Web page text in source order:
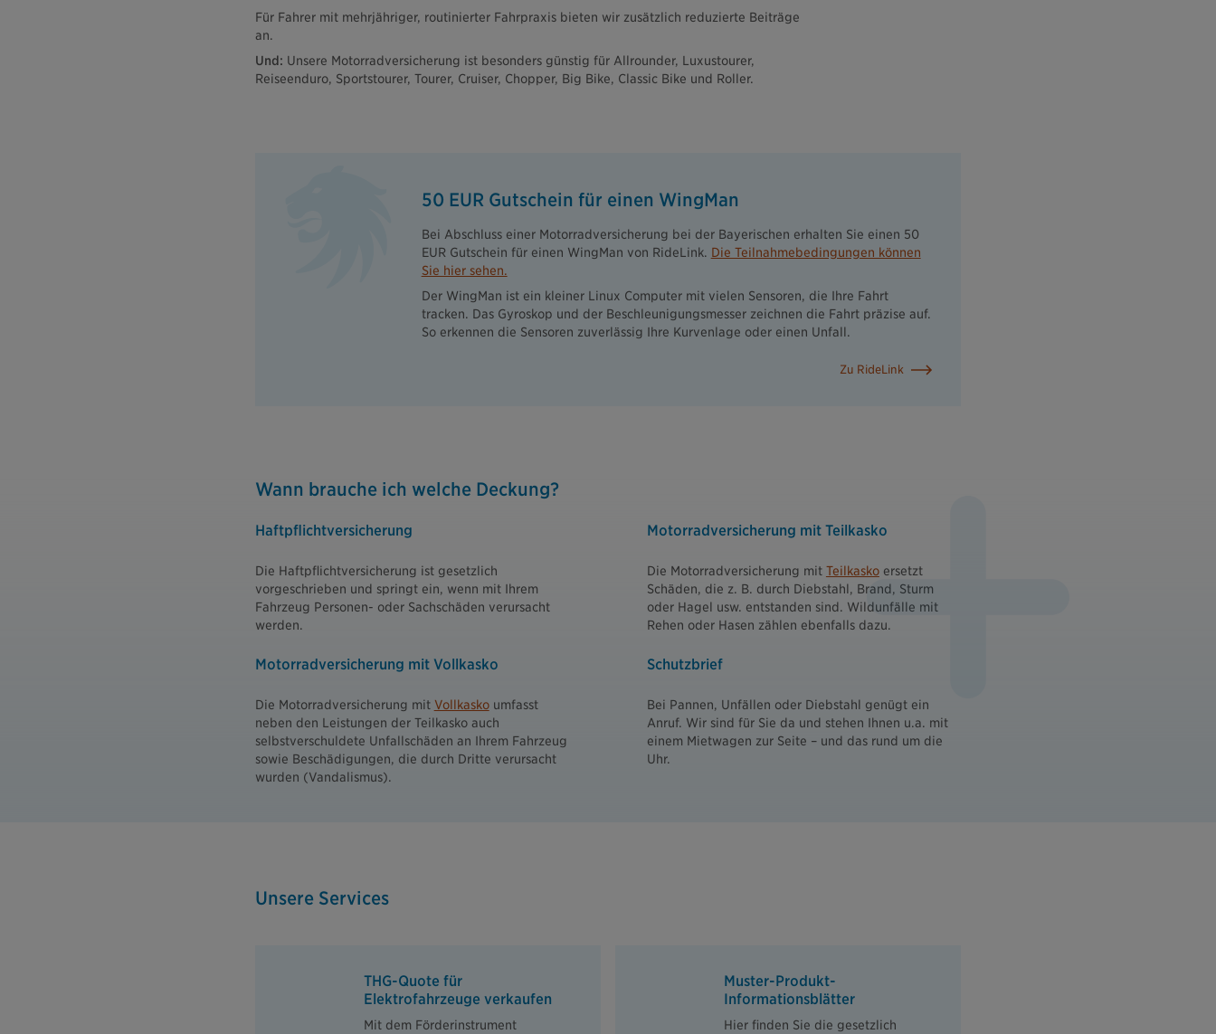
Für Fahrer mit mehrjähriger, routinierter Fahrpraxis bieten wir zusätzlich reduzierte Beiträge
an.
Und: Unsere Motorradversicherung ist besonders günstig für Allrounder, Luxustourer,
Reiseenduro, Sportstourer, Tourer, Cruiser, Chopper, Big Bike, Classic Bike und Roller.
50 EUR Gutschein für einen WingMan
Bei Abschluss einer Motorradversicherung bei der Bayerischen erhalten Sie einen 50
EUR Gutschein für einen WingMan von RideLink. Die Teilnahmebedingungen können
Sie hier sehen.
Der WingMan ist ein kleiner Linux Computer mit vielen Sensoren, die Ihre Fahrt
tracken. Das Gyroskop und der Beschleunigungsmesser zeichnen die Fahrt präzise auf.
So erkennen die Sensoren zuverlässig Ihre Kurvenlage oder einen Unfall.
Zu RideLink
Wann brauche ich welche Deckung?
Haftpflichtversicherung
Die Haftpflichtversicherung ist gesetzlich
vorgeschrieben und springt ein, wenn mit Ihrem
Fahrzeug Personen- oder Sachschäden verursacht
werden.
Motorradversicherung mit Teilkasko
Die Motorradversicherung mit Teilkaskoersetzt
Schäden, die z. B. durch Diebstahl, Brand, Sturm
oder Hagel usw. entstanden sind. Wildunfälle mit
Rehen oder Hasen zählen ebenfalls dazu.
Motorradversicherung mit Vollkasko
Die Motorradversicherung mit Vollkaskoumfasst
neben den Leistungen der Teilkasko auch
selbstverschuldete Unfallschäden an Ihrem Fahrzeug
sowie Beschädigungen, die durch Dritte verursacht
wurden (Vandalismus).
Schutzbrief
Bei Pannen, Unfällen oder Diebstahl genügt ein
Anruf. Wir sind für Sie da und stehen Ihnen u.a. mit
einem Mietwagen zur Seite – und das rund um die
Uhr.
Unsere Services
THG-Quote für
Elektrofahrzeuge verkaufen
Mit dem Förderinstrument
Muster-Produkt-
Informationsblätter
Hier finden Sie die gesetzlich